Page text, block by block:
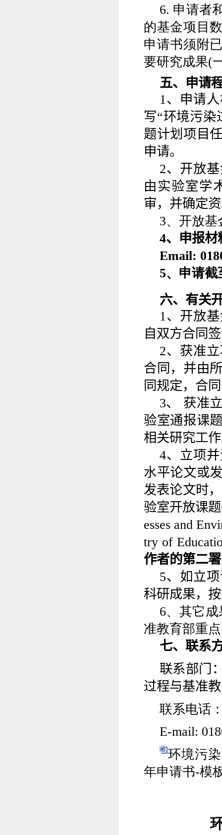
6. 申请者
的基金项目
申请书须附
要研究成果(
五、申请
1、
申请
写“环境污染
题计划项目
申请。
2、开放
由实验室学
审，并确定
3、开放
4、申报材
Email:
5、申请截
六、有关
1、 开放
自双方合同
2、获准
合同，并由
同规定，合
3、 获准
验室通报课
相关研究工
4、立项
水平论文或
发表论文时
验室开放课
esses and
try of
作者的第二
5、 如立
科研成果，
6、其它成
准教育部重
七、联系
联系部门
过程与基准
联系电话
E-mail:
环境污
年申请书-模